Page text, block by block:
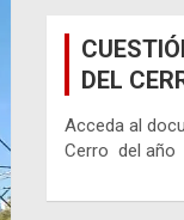
DEL
Acceda al
Cerro del año